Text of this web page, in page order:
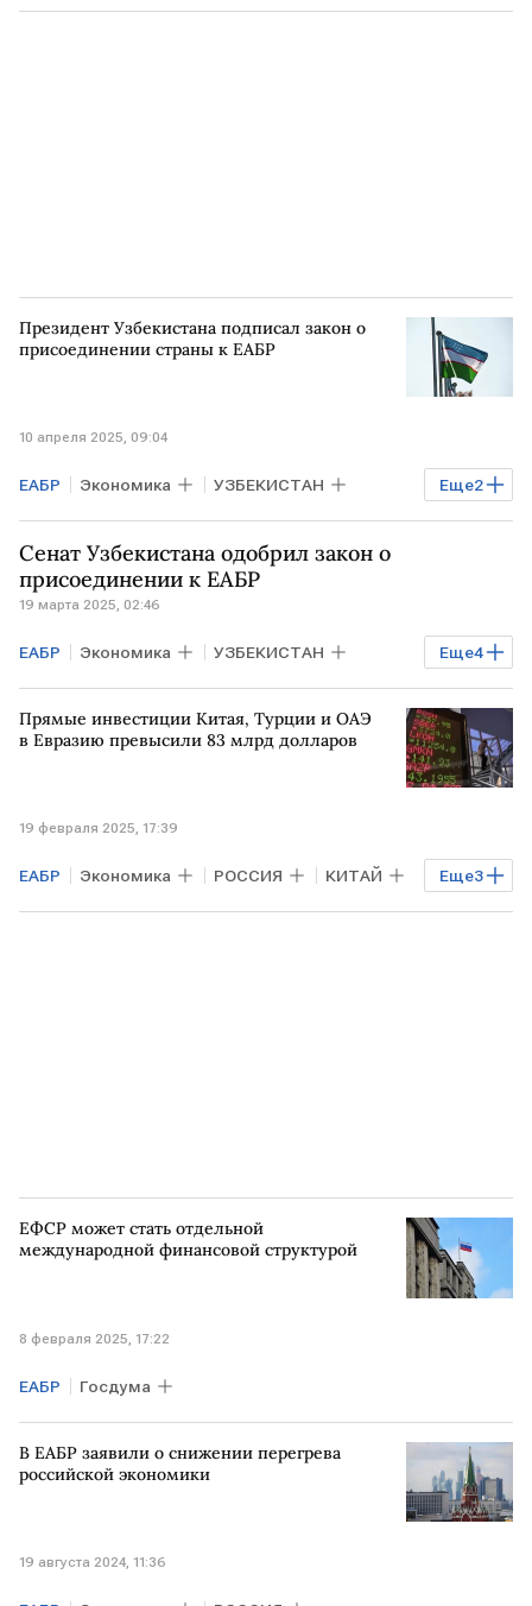
МИНСК
Президент Узбекистана подписал закон о
присоединении страны к ЕАБР
10 апреля 2025, 09:04
Еще2
ЕАБР Экономика УЗБЕКИСТАН
Шавкат Мирзиеев ЕАЭС
Сенат Узбекистана одобрил закон о
присоединении к ЕАБР
19 марта 2025, 02:46
Еще4
ЕАБР Экономика УЗБЕКИСТАН
Астана САНКТ-ПЕТЕРБУРГ
Шавкат Мирзиеев ЕАЭС
Прямые инвестиции Китая, Турции и ОАЭ
в Евразию превысили 83 млрд долларов
19 февраля 2025, 17:39
Еще3
ЕАБР Экономика РОССИЯ КИТАЙ
ТУРЦИЯ Мировая экономика ОАЭ
ЕФСР может стать отдельной
международной финансовой структурой
8 февраля 2025, 17:22
ЕАБР Госдума
В ЕАБР заявили о снижении перегрева
российской экономики
19 августа 2024, 11:36